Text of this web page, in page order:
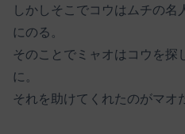
しかしそこでコウはムチの
にのる。
そのことでミャオはコウを探
に。
それを助けてくれたのがマオ